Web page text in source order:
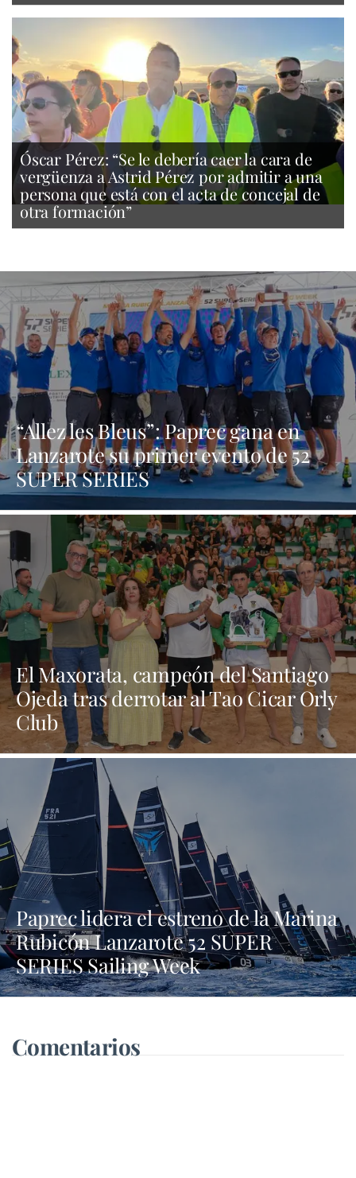
Óscar Pérez: “Se le debería caer la cara de
vergüenza a Astrid Pérez por admitir a una
persona que está con el acta de concejal de
otra formación”
“Allez les Bleus”: Paprec gana en
Lanzarote su primer evento de 52
SUPER SERIES
El Maxorata, campeón del Santiago
Ojeda tras derrotar al Tao Cicar Orly
Club
Paprec lidera el estreno de la Marina
Rubicón Lanzarote 52 SUPER
SERIES Sailing Week
Comentarios